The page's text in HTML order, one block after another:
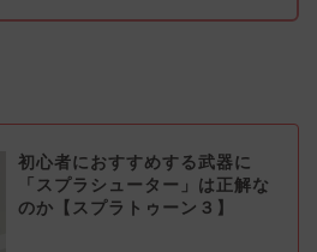
初心者におすすめする武器に
「スプラシューター」は正解な
のか【スプラトゥーン３】